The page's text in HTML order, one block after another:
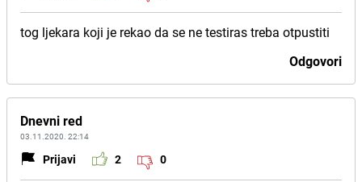
tog ljekara koji je rekao da se ne testiras treba otpustiti
Odgovori
Dnevni red
03.11.2020. 22:14
Prijavi 2 0